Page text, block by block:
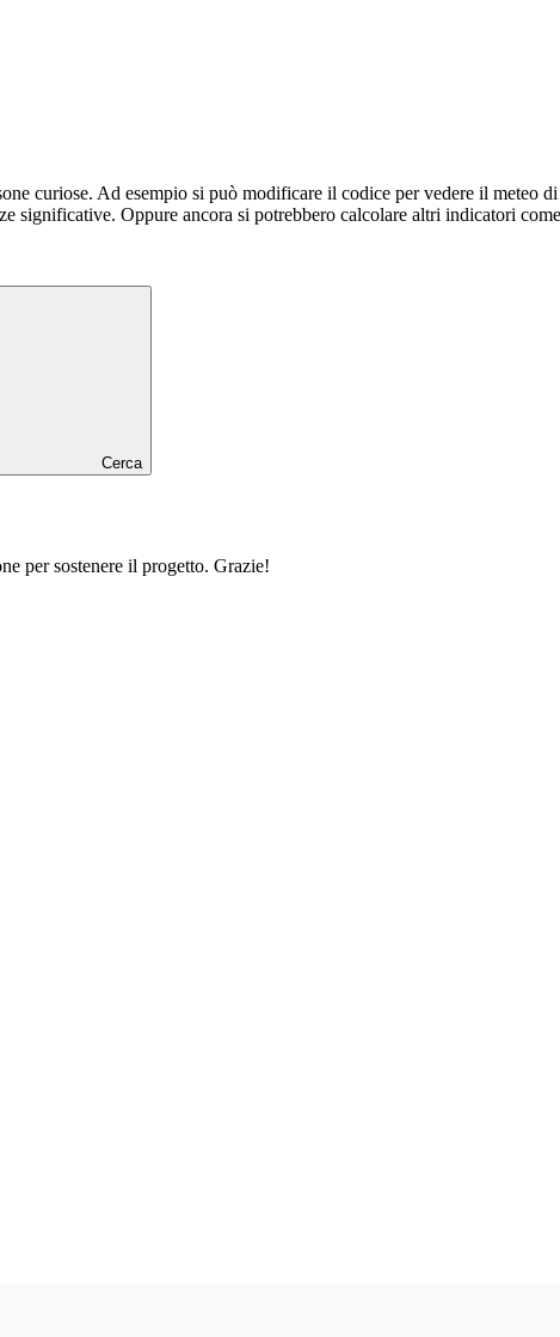
curiose. Ad esempio si può modificare il codice per vedere il
significative. Oppure ancora si potrebbero calcolare altri indicatori
Cerca
per sostenere il progetto. Grazie!